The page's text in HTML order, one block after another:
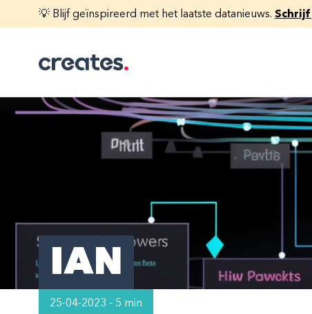
💡 Blijf geïnspireerd met het laatste datanieuws.
IAN
25-04-2023 - 5 min